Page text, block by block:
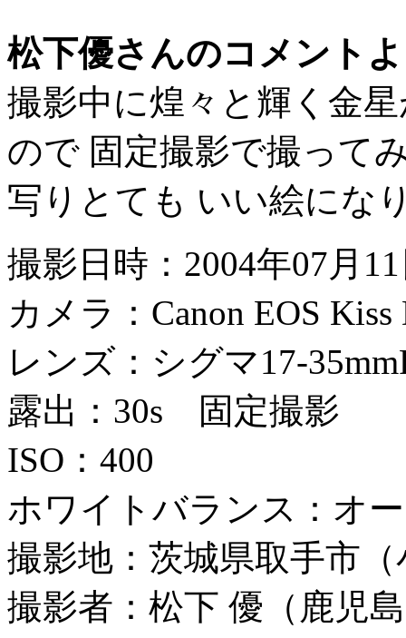
松下優さんのコメント
撮影中に煌々と輝く金
ので 固定撮影で撮って
写りとても いい絵にな
撮影日時：2004年07月
カメラ：Canon EOS
レンズ：シグマ17-
露出：30s 固定撮影
ISO：400
ホワイトバランス：オ
撮影地：茨城県取手市
撮影者：松下 優（鹿児